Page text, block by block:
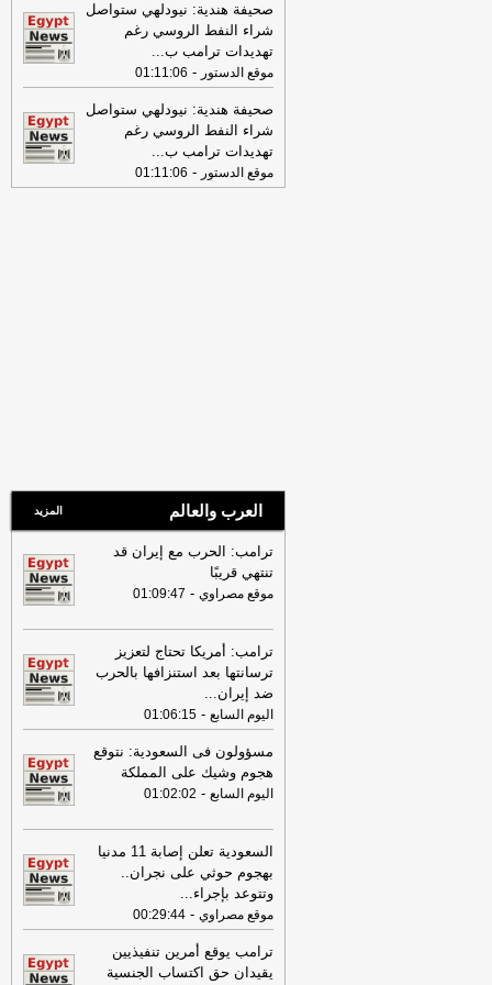
تفاصيل حملة الصحف القومية لمواجهة
مخاطر السوشيال ميديا
- موقع مصراوي
16:46
وزير الخزانة الأميركي: لن نسمح
لإيران اتخاذ التجارة العالمية رهينة أو
استخدام الشحن الدولي لتمويل الحرس
الثوري
-لبنانون 24
09:31
عناوين الصحف المصرية ليوم
الأربعاء 29-07-2026
-
صحيفة هندية: نيودلهي ستواصل
شراء النفط الروسي رغم
تهديدات ترامب ب...
موقع الدستور -
01:11:06
صحيفة هندية: نيودلهي ستواصل
شراء النفط الروسي رغم
تهديدات ترامب ب...
موقع الدستور -
01:11:06
العرب والعالم المزيد
ترامب: الحرب مع إيران قد
تنتهي قريبًا
موقع مصراوي -
01:09:47
ترامب: أمريكا تحتاج لتعزيز
ترسانتها بعد استنزافها بالحرب
ضد إيران...
اليوم السابع -
01:06:15
مسؤولون فى السعودية: نتوقع
هجوم وشيك على المملكة
اليوم السابع -
01:02:02
السعودية تعلن إصابة 11 مدنيا
بهجوم حوثي على نجران..
وتتوعد بإجراء...
موقع مصراوي -
00:29:44
ترامب يوقع أمرين تنفيذيين
يقيدان حق اكتساب الجنسية